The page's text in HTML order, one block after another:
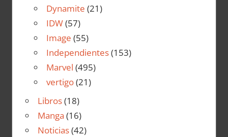
Dynamite (21)
IDW(57)
Image (55)
Independientes(153)
Marvel (495)
vertigo(21)
Libros(18)
Manga (16)
Noticias(42)